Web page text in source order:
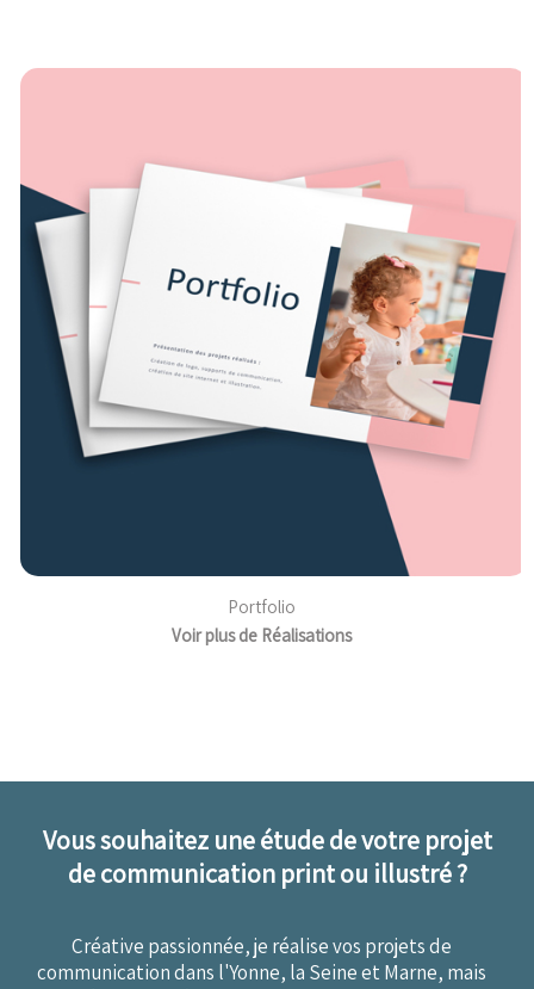
Portfolio
Voir plus de Réalisations
Vous souhaitez une étude de votre projet
de communication print ou illustré ?
Créative passionnée, je réalise vos projets de
communication dans l'Yonne, la Seine et Marne, mais